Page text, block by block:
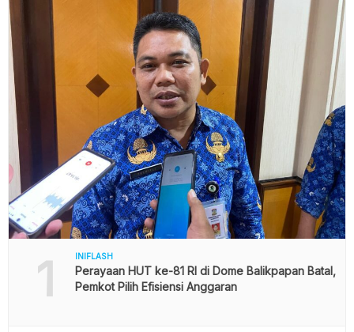
1 INIFLASH
Perayaan HUT ke-81 RI di Dome Balikpapan Batal,
Pemkot Pilih Efisiensi Anggaran